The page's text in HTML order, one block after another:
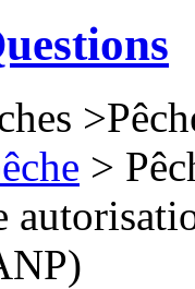
>
>